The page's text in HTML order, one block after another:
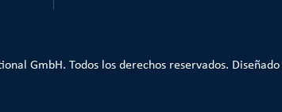
GmbH. Todos los derechos reservados.